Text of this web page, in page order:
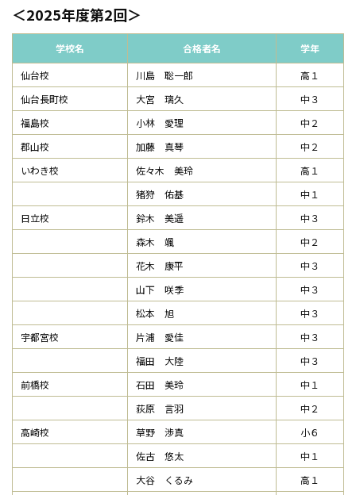
2025年度第2回
学校名 合格者名
学年
仙台校
川島 聡一郎
高１
仙台長町校
大宮 璃久
中３
福島校
小林 愛理
中２
郡山校
加藤 真琴
中２
いわき校
佐々木 美玲
高１
猪狩 佑基
中１
日立校
鈴木 美遥
中３
森木 颯
中２
花木 康平
中３
山下 咲季
中３
松本 旭
中３
宇都宮校
片浦 愛佳
中３
福田 大陸
中３
前橋校
石田 美玲
中１
荻原 言羽
中２
高崎校
草野 渉真
小６
佐古 悠太
中１
大谷 くるみ
高１